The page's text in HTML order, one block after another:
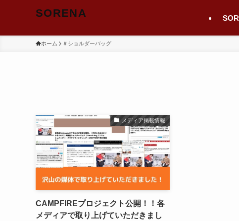
SORENA
ホーム ＃ショルダーバッグ
メディア掲載情報
CAMPFIREプロジェクト公開！！各
メディアで取り上げていただきまし